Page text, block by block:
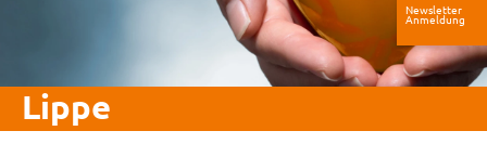
Lippe
Newsletter
Anmeldung